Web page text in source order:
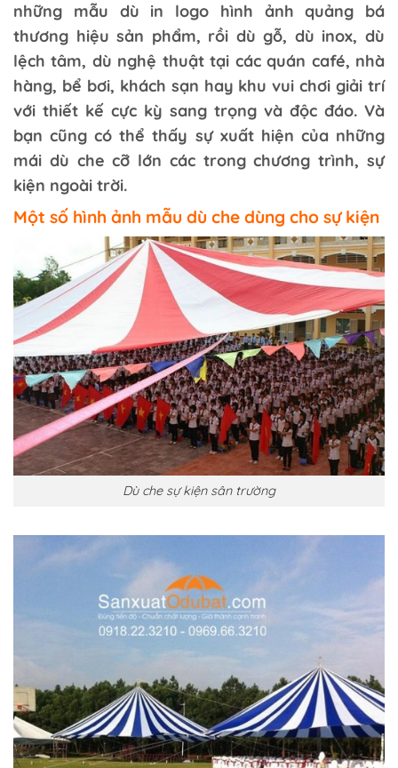
những mẫu dù in logo hình ảnh quảng bá
thương hiệu sản phẩm, rồi dù gỗ, dù inox, dù
lệch tâm, dù nghệ thuật tại các quán café, nhà
hàng, bể bơi, khách sạn hay khu vui chơi giải trí
với thiết kế cực kỳ sang trọng và độc đáo. Và
bạn cũng có thể thấy sự xuất hiện của những
mái dù che cỡ lớn các trong chương trình, sự
kiện ngoài trời.
Một số hình ảnh mẫu dù che dùng cho sự kiện
Dù che sự kiện sân trường